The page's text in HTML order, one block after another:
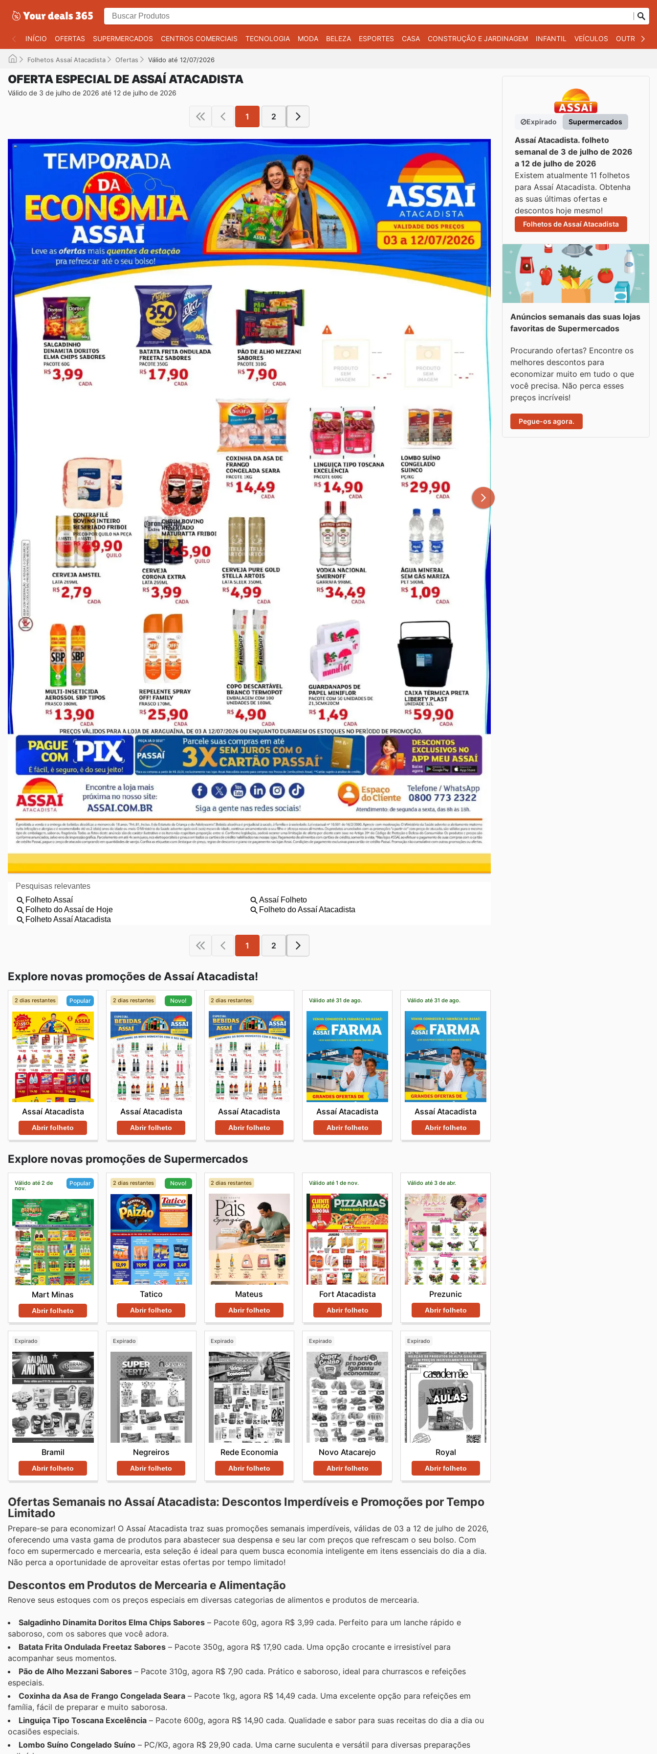
INÍCIO OFERTAS SUPERMERCADOS CENTROS COMERCIAIS TECNOLOGIA MODA BELEZA ESPORTES CASA CONSTRUÇÃO E JARDINAGEM INFANTIL VEÍCULOS OUTROS
Folhetos Assaí Atacadista Ofertas Válido até 12/07/2026
OFERTA ESPECIAL DE ASSAÍ ATACADISTA
Válido de 3 de julho de 2026 até 12 de julho de 2026
1 2
1 2
Explore novas promoções de Assaí Atacadista!
2 dias restantes Popular
Assaí Atacadista
Abrir folheto
2 dias restantes Novo!
Assaí Atacadista
Abrir folheto
2 dias restantes
Assaí Atacadista
Abrir folheto
Válido até 31 de ago.
Assaí Atacadista
Abrir folheto
Válido até 31 de ago.
Assaí Atacadista
Abrir folheto
Explore novas promoções de Supermercados
Válido até 2 de
nov.
Popular
Mart Minas
Abrir folheto
2 dias restantes Novo!
Tatico
Abrir folheto
2 dias restantes
Mateus
Abrir folheto
Válido até 1 de nov.
Fort Atacadista
Abrir folheto
Válido até 3 de abr.
Prezunic
Abrir folheto
Expirado
Bramil
Abrir folheto
Expirado
Negreiros
Abrir folheto
Expirado
Rede Economia
Abrir folheto
Expirado
Novo Atacarejo
Abrir folheto
Expirado
Royal
Abrir folheto
Ofertas Semanais no Assaí Atacadista: Descontos Imperdíveis e Promoções por Tempo
Limitado
Prepare-se para economizar! O Assaí Atacadista traz suas promoções semanais imperdíveis, válidas de 03 a 12 de julho de 2026,
oferecendo uma vasta gama de produtos para abastecer sua despensa e seu lar com preços que refrescam o seu bolso. Com
foco em supermercado e mercearia, esta seleção é ideal para quem busca economia inteligente em itens essenciais do dia a dia.
Não perca a oportunidade de aproveitar estas ofertas por tempo limitado!
Descontos em Produtos de Mercearia e Alimentação
Renove seus estoques com os preços especiais em diversas categorias de alimentos e produtos de mercearia.
Salgadinho Dinamita Doritos Elma Chips Sabores – Pacote 60g, agora R$ 3,99 cada. Perfeito para um lanche rápido e
saboroso, com os sabores que você adora.
Batata Frita Ondulada Freetaz Sabores – Pacote 350g, agora R$ 17,90 cada. Uma opção crocante e irresistível para
acompanhar seus momentos.
Pão de Alho Mezzani Sabores – Pacote 310g, agora R$ 7,90 cada. Prático e saboroso, ideal para churrascos e refeições
especiais.
Coxinha da Asa de Frango Congelada Seara – Pacote 1kg, agora R$ 14,49 cada. Uma excelente opção para refeições em
família, fácil de preparar e muito saborosa.
Linguiça Tipo Toscana Excelência – Pacote 600g, agora R$ 14,90 cada. Qualidade e sabor para suas receitas do dia a dia ou
ocasiões especiais.
Lombo Suíno Congelado Suíno – PC/KG, agora R$ 29,90 cada. Uma carne suculenta e versátil para diversas preparações
Expirado Supermercados
Assaí Atacadista. folheto
semanal de 3 de julho de 2026
a 12 de julho de 2026
Existem atualmente 11 folhetos
para Assaí Atacadista. Obtenha
as suas últimas ofertas e
descontos hoje mesmo!
Folhetos de Assaí Atacadista
Anúncios semanais das suas lojas
favoritas de Supermercados
Procurando ofertas? Encontre os
melhores descontos para
economizar muito em tudo o que
você precisa. Não perca esses
preços incríveis!
Pegue-os agora.